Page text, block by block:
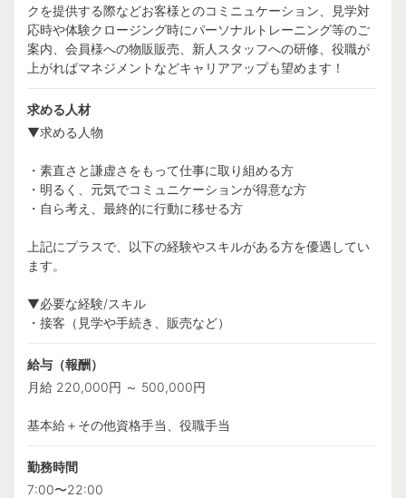
クを提供する際などお客様とのコミニュケーション、見学対
応時や体験クロージング時にパーソナルトレーニング等のご
案内、会員様への物販販売、新人スタッフへの研修、役職が
上がればマネジメントなどキャリアアップも望めます！
求める人材
▼求める人物
・素直さと謙虚さをもって仕事に取り組める方
・明るく、元気でコミュニケーションが得意な方
・自ら考え、最終的に行動に移せる方
上記にプラスで、以下の経験やスキルがある方を優遇してい
ます。
▼必要な経験/スキル
・接客（見学や手続き、販売など）
給与（報酬）
月給 220,000円 ～ 500,000円
基本給＋その他資格手当、役職手当
勤務時間
7:00〜22:00